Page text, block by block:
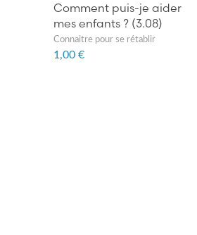
Comment puis-je aider
mes enfants ? (3.08)
Connaitre pour se rétablir
1,00 €